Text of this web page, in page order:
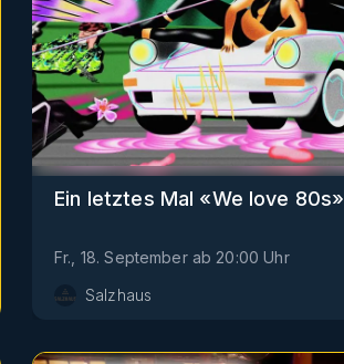
Ein letztes Mal «We love 80s»
Fr., 18. September ab 20:00 Uhr
Salzhaus